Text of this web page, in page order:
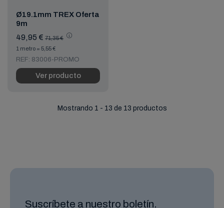
Ø19.1mm TREX Oferta
9m
49,95 € 71,35 €
1 metro = 5,55 €
REF: 83006-PROMO
Ver producto
Mostrando 1 - 13 de 13 productos
Suscríbete a nuestro boletín.